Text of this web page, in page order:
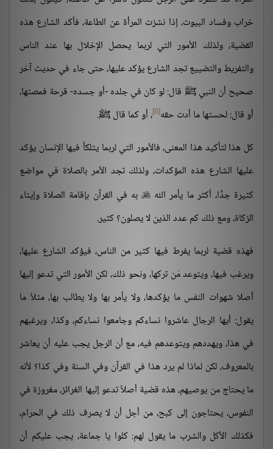
خراب وفساد البيوت، إذا نشزت المرأة عن الطاعة، فأكد الشارع هذه
القضية، ولذلك الأمور التي لربما يحصل الإخلال بها عند الناس
والتفريط والتضييع تجد الشارع يؤكد عليها، حتى جاء في حديث آخر
صحيح أن النبي ﷺ قال: لو كان في جلده -أو جسده- قرحة فمصتها،
أو قال: لحستها ما أدت حقه[6] ، أو كما قال ﷺ.
كل هذا لتأكيد هذا المعنى، فالأمور التي لربما يتلكأ فيها الإنسان يؤكد
عليها الشارع هذه المؤكدات، ولذلك تجد الأمر بالصلاة في مواضع
كثيرة جدًّا، أكثر ما يأمر الله  به في القرآن بإقامة الصلاة وإيتاء
الزكاة، ومع ذلك كم عدد الذين لا يصلون؟ كثير.
فهذه قضية لربما يفرط فيها كثير من الناس، فيؤكد الشارع عليها،
ويرغب فيها، ويتوعد مَن تركها، ونحو ذلك، لكن الأمور التي تدعو إليها
أصلا شهوات النفس ما يؤكدها، ولا يأمر بها ولا يطالب بها، مثلاً ما
يقول: أيها الرجال عاشروا نساءكم وجامعوا نساءكم، وكذا، ويرغبهم
في هذا، ويهددهم ويتوعدهم فيه، مع أن الرجل يجب عليه أن يعاشر
بالمعروف، لكن لماذا لم يرد هذا في القرآن وفي السنة وفي كذا؟ لأنه
ما يحتاج من يوصيهم، هذه قضية أصلاً تدعو إليها الغرائز، مغروزة في
النفوس، يحتاجون إلى كبح، من أجل أن لا يصرف ذلك في الحرام،
فكذلك الأكل والشرب ما يقول لهم: كلوا يا جماعة، يجب عليكم أن